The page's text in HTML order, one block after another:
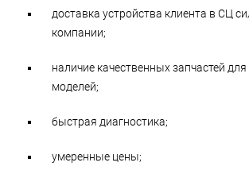
доставка устройства клиента в СЦ
компании;
наличие качественных запчастей
моделей;
быстрая диагностика;
умеренные цены;